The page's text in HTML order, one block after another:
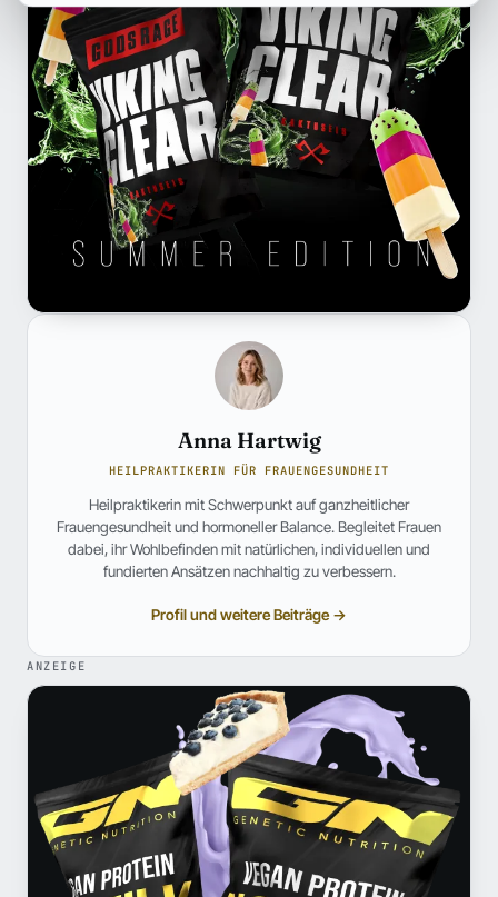
Anna Hartwig
HEILPRAKTIKERIN FÜR FRAUENGESUNDHEIT
Heilpraktikerin mit Schwerpunkt auf ganzheitlicher
Frauengesundheit und hormoneller Balance. Begleitet Frauen
dabei, ihr Wohlbefinden mit natürlichen, individuellen und
fundierten Ansätzen nachhaltig zu verbessern.
Profil und weitere Beiträge →
ANZEIGE